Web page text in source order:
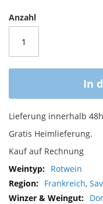
Anzahl
In
Lieferung innerhalb 48h
Gratis Heimlieferung.
Kauf auf Rechnung
Mehr
Informationen
Rotwein
Frankreich,